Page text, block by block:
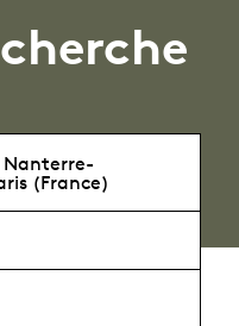
Nanterre-
(France)